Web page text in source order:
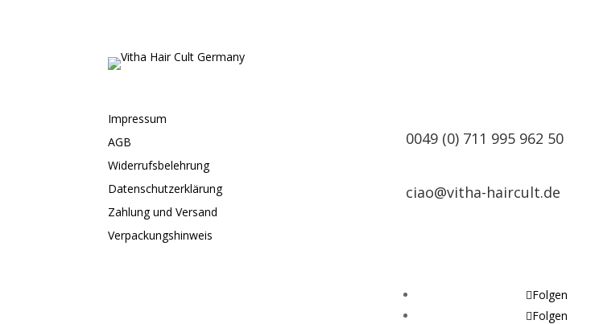
Impressum
AGB
Widerrufsbelehrung
Datenschutzerklärung
Zahlung und Versand
Verpackungshinweis
0049 (0) 711 995 962 50
ciao@vitha-haircult.de
Folgen
Folgen